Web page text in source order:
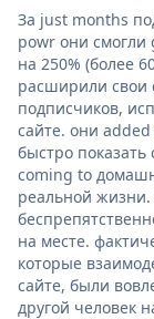
За just months
powr они смогли
на 250% (более
расширили свои
подписчиков,
сайте. они
быстро показать
coming to
реальной
на месте.
которые
сайте, были
другой человек